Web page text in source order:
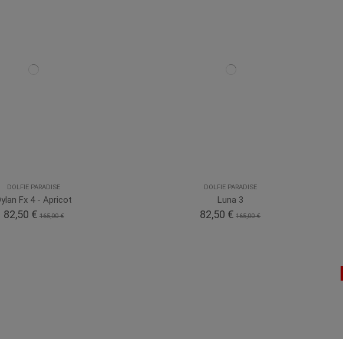
DOLFIE PARADISE
Fx 4 - Apricot
82,50 € 165,00 €
DOLFIE PARADISE
Luna 3
82,50 € 165,00 €